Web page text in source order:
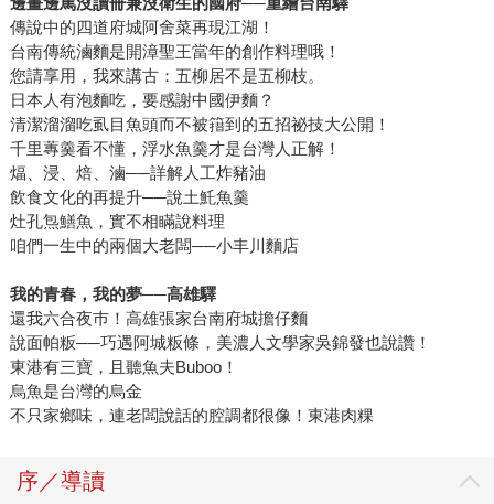
傳說中的四道府城阿舍菜再現江湖！
台南傳統滷麵是開漳聖王當年的創作料理哦！
您請享用，我來講古：五柳居不是五柳枝。
日本人有泡麵吃，要感謝中國伊麵？
清潔溜溜吃虱目魚頭而不被簎到的五招祕技大公開！
千里蓴羹看不懂，浮水魚羹才是台灣人正解！
煏、浸、焙、滷──詳解人工炸豬油
飲食文化的再提升──說土魠魚羹
灶孔炰鱔魚，實不相瞞說料理
咱們一生中的兩個大老闆──小丰川麵店
我的青春，我的夢──高雄驛
還我六合夜巿！高雄張家台南府城擔仔麵
說面帕粄──巧遇阿城粄條，美濃人文學家吳錦發也說讚！
東港有三寶，且聽魚夫Buboo！
烏魚是台灣的烏金
不只家鄉味，連老闆說話的腔調都很像！東港肉粿
序／導讀